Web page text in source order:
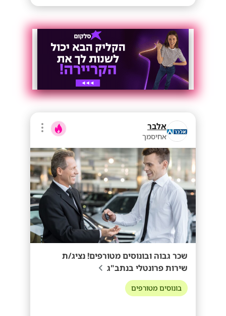
אלבר
אחיסמך
שכר גבוה ובונוסים מטורפים! נציג/ת
שירות פרונטלי בנתב"ג
בונוסים מטורפים